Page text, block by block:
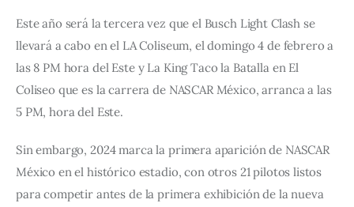
Este año será la tercera vez que el Busch Light Clash se
llevará a cabo en el LA Coliseum, el domingo 4 de febrero a
las 8 PM hora del Este y La King Taco la Batalla en El
Coliseo que es la carrera de NASCAR México, arranca a las
5 PM, hora del Este.
Sin embargo, 2024 marca la primera aparición de NASCAR
México en el histórico estadio, con otros 21 pilotos listos
para competir antes de la primera exhibición de la nueva